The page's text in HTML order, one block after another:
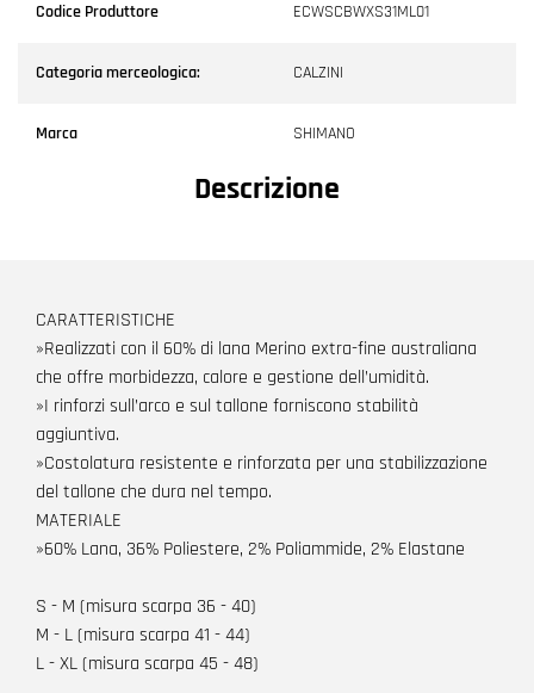
Codice Produttore ECWSCBWXS31ML01
Categoria merceologica: CALZINI
Marca SHIMANO
Descrizione
CARATTERISTICHE
»Realizzati con il 60% di lana Merino extra-fine australiana
che offre morbidezza, calore e gestione dell’umidità.
»I rinforzi sull’arco e sul tallone forniscono stabilità
aggiuntiva.
»Costolatura resistente e rinforzata per una stabilizzazione
del tallone che dura nel tempo.
MATERIALE
»60% Lana, 36% Poliestere, 2% Poliammide, 2% Elastane
S - M (misura scarpa 36 - 40)
M - L (misura scarpa 41 - 44)
L - XL (misura scarpa 45 - 48)